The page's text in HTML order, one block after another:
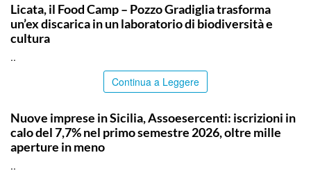
Licata, il Food Camp – Pozzo Gradiglia trasforma
un’ex discarica in un laboratorio di biodiversità e
cultura
..
Continua a Leggere
Nuove imprese in Sicilia, Assoesercenti: iscrizioni in
calo del 7,7% nel primo semestre 2026, oltre mille
aperture in meno
..